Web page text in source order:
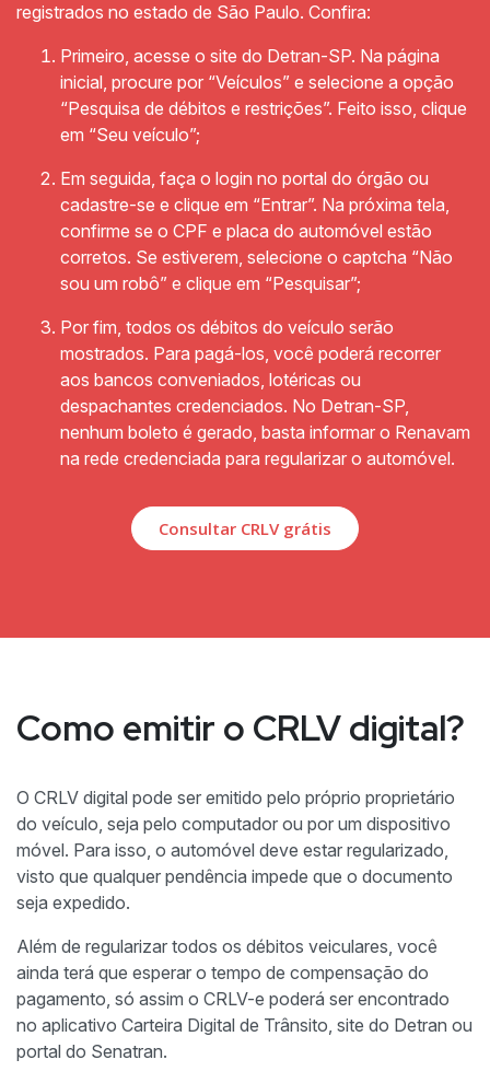
registrados no estado de São Paulo. Confira:
Primeiro, acesse o site do Detran-SP. Na página
inicial, procure por “Veículos” e selecione a opção
“Pesquisa de débitos e restrições”. Feito isso, clique
em “Seu veículo”;
Em seguida, faça o login no portal do órgão ou
cadastre-se e clique em “Entrar”. Na próxima tela,
confirme se o CPF e placa do automóvel estão
corretos. Se estiverem, selecione o captcha “Não
sou um robô” e clique em “Pesquisar”;
Por fim, todos os débitos do veículo serão
mostrados. Para pagá-los, você poderá recorrer
aos bancos conveniados, lotéricas ou
despachantes credenciados. No Detran-SP,
nenhum boleto é gerado, basta informar o Renavam
na rede credenciada para regularizar o automóvel.
Consultar CRLV grátis
Como emitir o CRLV digital?
O CRLV digital pode ser emitido pelo próprio proprietário
do veículo, seja pelo computador ou por um dispositivo
móvel. Para isso, o automóvel deve estar regularizado,
visto que qualquer pendência impede que o documento
seja expedido.
Além de regularizar todos os débitos veiculares, você
ainda terá que esperar o tempo de compensação do
pagamento, só assim o CRLV-e poderá ser encontrado
no aplicativo Carteira Digital de Trânsito, site do Detran ou
portal do Senatran.